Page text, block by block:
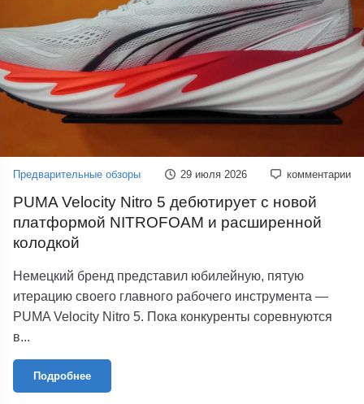
Предварительные обзоры 29 июля 2026 комментарии
PUMA Velocity Nitro 5 дебютирует с новой
платформой NITROFOAM и расширенной
колодкой
Немецкий бренд представил юбилейную, пятую
итерацию своего главного рабочего инструмента —
PUMA Velocity Nitro 5. Пока конкуренты соревнуются
в...
Подробнее